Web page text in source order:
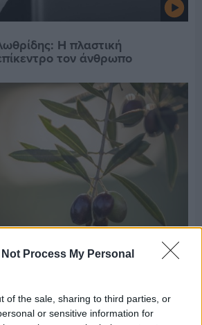
Not Process My Personal
of the sale, sharing to third parties, or
or sensitive information for
Η πλαστική
τον άνθρωπο
Ξεκινά η προετοιμασία